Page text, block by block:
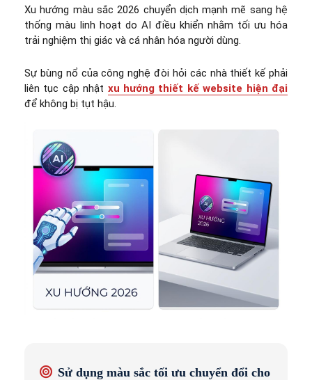
Xu hướng màu sắc 2026 chuyển dịch mạnh mẽ sang hệ
thống màu linh hoạt do AI điều khiển nhằm tối ưu hóa
trải nghiệm thị giác và cá nhân hóa người dùng.
Sự bùng nổ của công nghệ đòi hỏi các nhà thiết kế phải
liên tục cập nhật xu hướng thiết kế website hiện đại
để không bị tụt hậu.
Sử dụng màu sắc tối ưu chuyển đổi cho